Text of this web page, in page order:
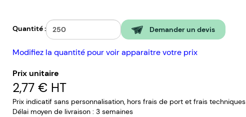
Quantité : Demander un devis
Modifiez la quantité pour voir apparaitre votre prix
Prix unitaire
2,77 € HT
Prix indicatif sans personnalisation, hors frais de port et frais techniques
Délai moyen de livraison : 3 semaines